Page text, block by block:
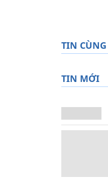
TIN
TIN MỚI